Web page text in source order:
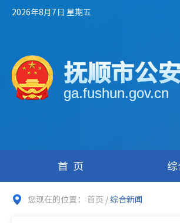
2026年8月7日 星期五
抚顺市公
ga.fushun.gov.cn
首页
您现在的位置： 首页 /综合新闻